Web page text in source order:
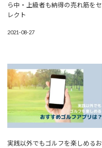
ら中・上級者も納得の売れ筋をセ
レクト
2021-08-27
実践以外でもゴルフを楽しめるお